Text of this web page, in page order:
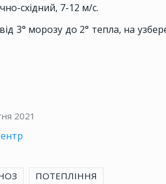
східний, 7-12 м/с.
3° морозу до 2° тепла, на
2021
ПОТЕПЛІННЯ